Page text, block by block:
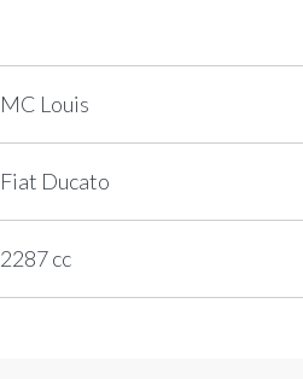
MC Louis
Fiat Ducato
2287 cc